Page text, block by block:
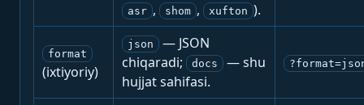
asr , shom , xufton ).
format
(ixtiyoriy)
json
— JSON
chiqaradi;
docs
— shu
hujjat sahifasi.